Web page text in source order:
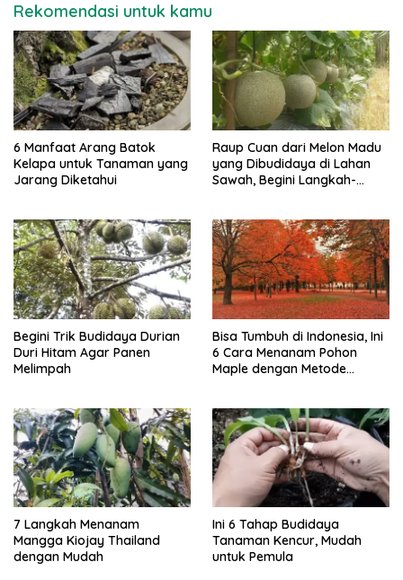
Rekomendasi untuk kamu
6 Manfaat Arang Batok
Kelapa untuk Tanaman yang
Jarang Diketahui
Raup Cuan dari Melon Madu
yang Dibudidaya di Lahan
Sawah, Begini Langkah-
Begini Trik Budidaya Durian
Duri Hitam Agar Panen
Melimpah
Bisa Tumbuh di Indonesia, Ini
6 Cara Menanam Pohon
Maple dengan Metode
7 Langkah Menanam
Mangga Kiojay Thailand
dengan Mudah
Ini 6 Tahap Budidaya
Tanaman Kencur, Mudah
untuk Pemula